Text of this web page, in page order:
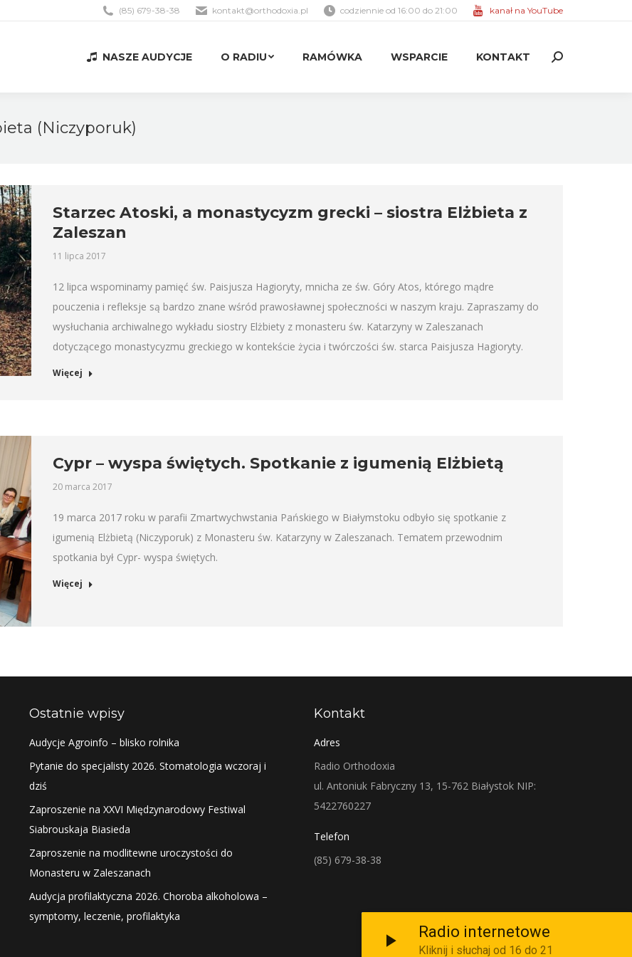
(85) 679-38-38 kontakt@orthodoxia.pl codziennie od 16:00 do 21:00 kanał na YouTube
NASZE AUDYCJE O RADIU RAMÓWKA WSPARCIE KONTAKT Search:
(Niczyporuk)
Starzec Atoski, a monastycyzm grecki – siostra Elżbieta z
Zaleszan
11 lipca 2017
12 lipca wspominamy pamięć św. Paisjusza Hagioryty, mnicha ze św. Góry Atos, którego mądre
pouczenia i refleksje są bardzo znane wśród prawosławnej społeczności w naszym kraju. Zapraszamy do
wysłuchania archiwalnego wykładu siostry Elżbiety z monasteru św. Katarzyny w Zaleszanach
dotyczącego monastycyzmu greckiego w kontekście życia i twórczości św. starca Paisjusza Hagioryty.
Więcej
Cypr – wyspa świętych. Spotkanie z igumenią Elżbietą
20 marca 2017
19 marca 2017 roku w parafii Zmartwychwstania Pańskiego w Białymstoku odbyło się spotkanie z
igumenią Elżbietą (Niczyporuk) z Monasteru św. Katarzyny w Zaleszanach. Tematem przewodnim
spotkania był Cypr- wyspa świętych.
Więcej
Ostatnie wpisy
Audycje Agroinfo – blisko rolnika
Pytanie do specjalisty 2026. Stomatologia wczoraj i
dziś
Zaproszenie na XXVI Międzynarodowy Festiwal
Siabrouskaja Biasieda
Zaproszenie na modlitewne uroczystości do
Monasteru w Zaleszanach
Audycja profilaktyczna 2026. Choroba alkoholowa –
symptomy, leczenie, profilaktyka
Kontakt
Adres
Radio Orthodoxia
ul. Antoniuk Fabryczny 13, 15-762 Białystok NIP:
5422760227
Telefon
(85) 679-38-38
Radio internetowe
Kliknij i słuchaj od 16 do 21